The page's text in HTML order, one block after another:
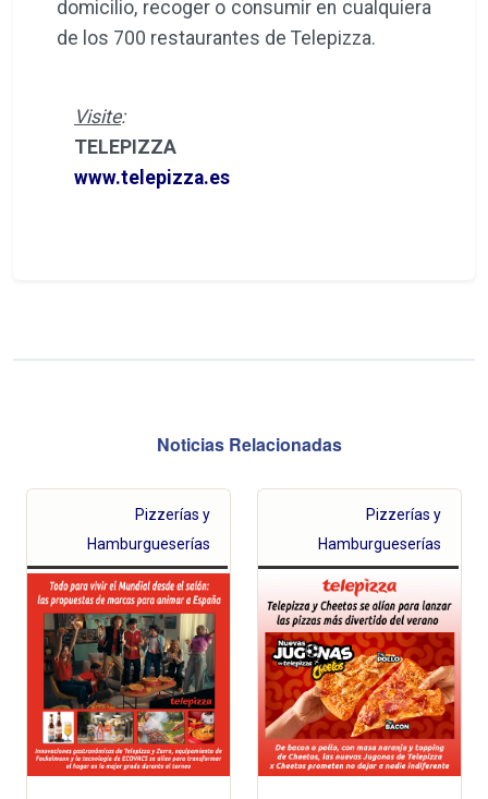
domicilio, recoger o consumir en cualquiera
de los 700 restaurantes de Telepizza.
Visite:
TELEPIZZA
www.telepizza.es
Noticias Relacionadas
Pizzerías y
Hamburgueserías
Pizzerías y
Hamburgueserías